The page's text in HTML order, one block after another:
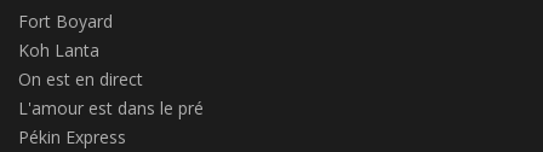
Fort Boyard
Koh Lanta
On est en direct
L'amour est dans le pré
Pékin Express